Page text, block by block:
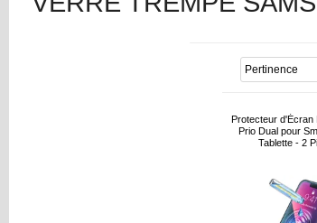
Protecteur d'Écran
Prio Dual pour
Tablette - 2